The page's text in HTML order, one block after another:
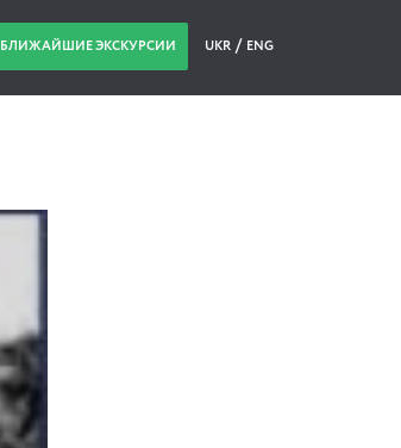
БЛИЖАЙШИЕ ЭКСКУРСИИ UKR ENG